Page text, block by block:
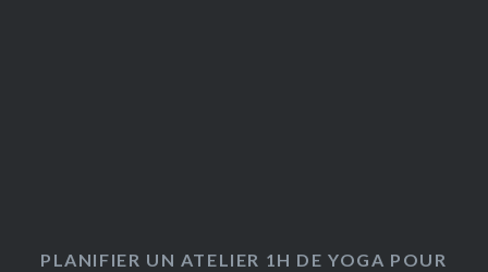
PLANIFIER UN ATELIER 1H DE YOGA POUR